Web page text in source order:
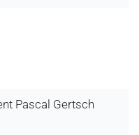
Pascal Gertsch